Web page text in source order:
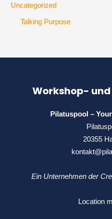
Uncategorized
Talking Purpose
Workshop-
Pilatuspool –
20355
Ein Unternehmen der
Location